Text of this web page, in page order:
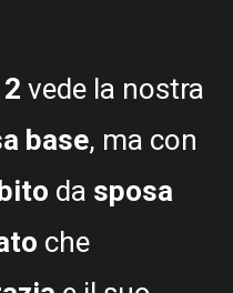
vede la nostra
base, ma con
da sposa
che